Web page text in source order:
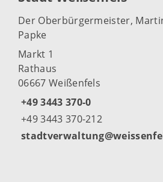
Der Oberbürgermeister,
Papke
Markt 1
Rathaus
06667 Weißenfels
+49 3443 370-0
+49 3443 370-212